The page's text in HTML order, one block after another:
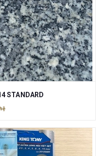
STANDARD